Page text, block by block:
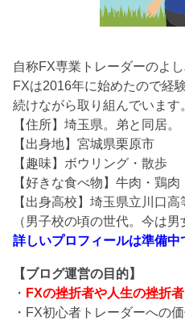
自称FX専業トレーダーのよし
FXは2016年に始めたので経
続けながら取り組んでいます
【住所】埼玉県。弟と同居。
【出身地】宮城県栗原市
【趣味】ボウリング・散歩
【好きな食べ物】牛肉・鶏
【出身高校】埼玉県立川口高
（男子校の頃の世代。今は男
詳しいプロフィールは準備中
【ブログ運営の目的】
・ FXの挫折者や人生の挫折者
・FX初心者トレーダーへの価